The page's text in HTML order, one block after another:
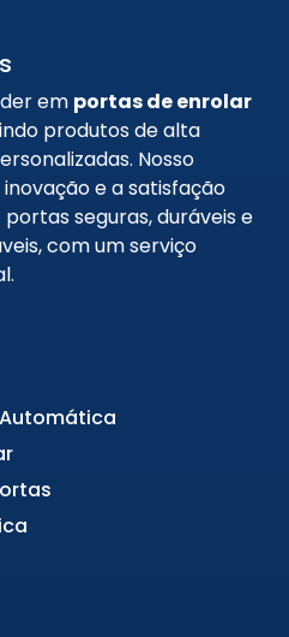
em portas de enrolar
produtos de alta
Nosso
e a satisfação
seguras, duráveis e
com um serviço
Automática